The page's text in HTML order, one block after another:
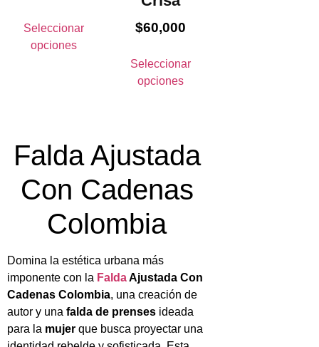
Seleccionar
opciones
$60,000
Seleccionar
opciones
Falda Ajustada
Con Cadenas
Colombia
Domina la estética urbana más
imponente con la FaldaAjustada Con
Cadenas Colombia, una creación de
autor y una falda de prenses ideada
para la mujer que busca proyectar una